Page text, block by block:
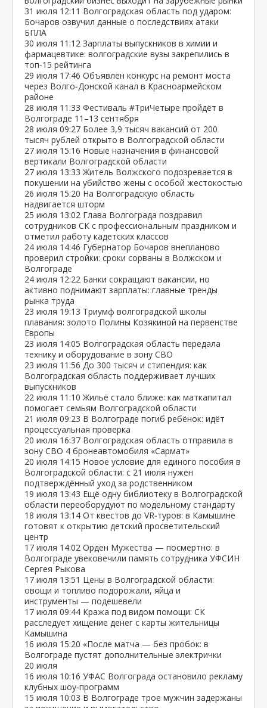
31 июля 12:11 Волгоградская область под ударом:
Бочаров озвучил данные о последствиях атаки
БПЛА
30 июля 11:12 Зарплаты выпускников в химии и
фармацевтике: волгоградские вузы закрепились в
топ‑15 рейтинга
29 июля 17:46 Объявлен конкурс на ремонт моста
через Волго‑Донской канал в Красноармейском
районе
28 июля 11:33 Фестиваль #ТриЧетыре пройдёт в
Волгограде 11–13 сентября
28 июля 09:27 Более 3,9 тысяч вакансий от 200
тысяч рублей открыто в Волгоградской области
27 июля 15:16 Новые назначения в финансовой
вертикали Волгоградской области
27 июля 13:33 Житель Волжского подозревается в
покушении на убийство жены с особой жестокостью
26 июля 15:20 На Волгоградскую область
надвигается шторм
25 июля 13:02 Глава Волгограда поздравил
сотрудников СК с профессиональным праздником и
отметил работу кадетских классов
24 июля 14:46 Губернатор Бочаров внепланово
проверил стройки: сроки сорваны в Волжском и
Волгограде
24 июля 12:22 Банки сокращают вакансии, но
активно поднимают зарплаты: главные тренды
рынка труда
23 июля 19:13 Триумф волгоградской школы
плавания: золото Полины Козякиной на первенстве
Европы
23 июля 14:05 Волгоградская область передала
технику и оборудование в зону СВО
23 июля 11:56 До 300 тысяч и стипендия: как
Волгоградская область поддерживает лучших
выпускников
22 июля 11:10 Жильё стало ближе: как маткапитал
помогает семьям Волгоградской области
21 июля 09:23 В Волгограде погиб ребёнок: идёт
процессуальная проверка
20 июля 16:37 Волгоградская область отправила в
зону СВО 4 бронеавтомобиля «Сармат»
20 июля 14:15 Новое условие для единого пособия в
Волгоградской области: с 21 июля нужен
подтверждённый уход за родственником
19 июля 13:43 Ещё одну библиотеку в Волгоградской
области переоборудуют по модельному стандарту
18 июля 13:14 От квестов до VR‑туров: в Камышине
готовят к открытию детский просветительский
центр
17 июля 14:02 Орден Мужества — посмертно: в
Волгограде увековечили память сотрудника УФСИН
Сергея Рыкова
17 июля 13:51 Цены в Волгоградской области:
овощи и топливо подорожали, яйца и
инструменты — подешевели
17 июля 09:44 Кража под видом помощи: СК
расследует хищение денег с карты жительницы
Камышина
16 июля 15:20 «После матча — без пробок: в
Волгограде пустят дополнительные электрички
20 июля
16 июля 10:16 УФАС Волгограда остановило рекламу
клубных шоу‑программ
15 июля 10:03 В Волгограде трое мужчин задержаны